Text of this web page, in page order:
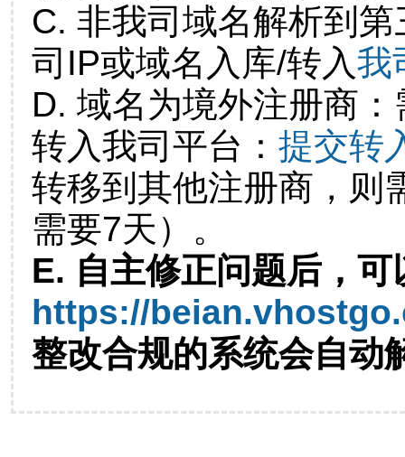
C. 非我司域名解析到
司IP或域名入库/转入我
D. 域名为境外注册商
转入我司平台： 提交转
转移到其他注册商，则
需要7天）。
E. 自主修正问题后，可
https://
整改合规的系统会自动